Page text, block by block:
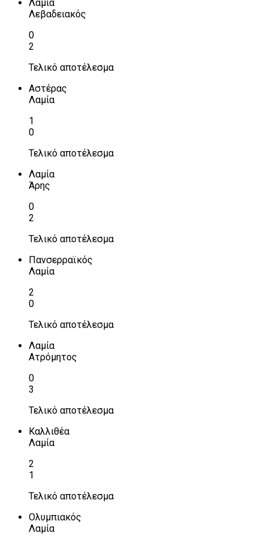
Λαμία
Λεβαδειακός
0
2
Τελικό αποτέλεσμα
Αστέρας
Λαμία
1
0
Τελικό αποτέλεσμα
Λαμία
Άρης
0
2
Τελικό αποτέλεσμα
Πανσερραϊκός
Λαμία
2
0
Τελικό αποτέλεσμα
Λαμία
Ατρόμητος
0
3
Τελικό αποτέλεσμα
Καλλιθέα
Λαμία
2
1
Τελικό αποτέλεσμα
Ολυμπιακός
Λαμία